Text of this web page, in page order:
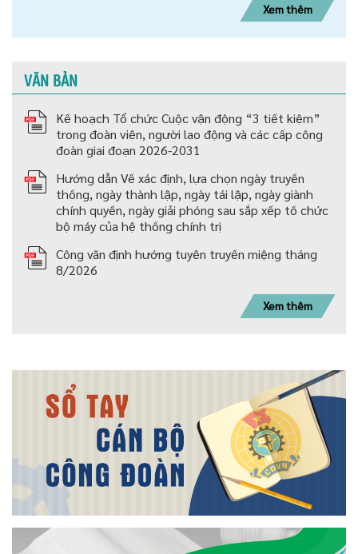
Xem thêm
VĂN BẢN
Kế hoạch Tổ chức Cuộc vận động “3 tiết kiệm”
trong đoàn viên, người lao động và các cấp công
đoàn giai đoạn 2026-2031
Hướng dẫn Về xác định, lựa chọn ngày truyền
thống, ngày thành lập, ngày tái lập, ngày giành
chính quyền, ngày giải phóng sau sắp xếp tố chức
bộ máy của hệ thống chính trị
Công văn định hướng tuyên truyền miệng tháng
8/2026
Xem thêm